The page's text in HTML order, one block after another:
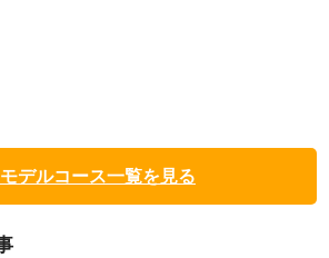
デルコース一覧を見る